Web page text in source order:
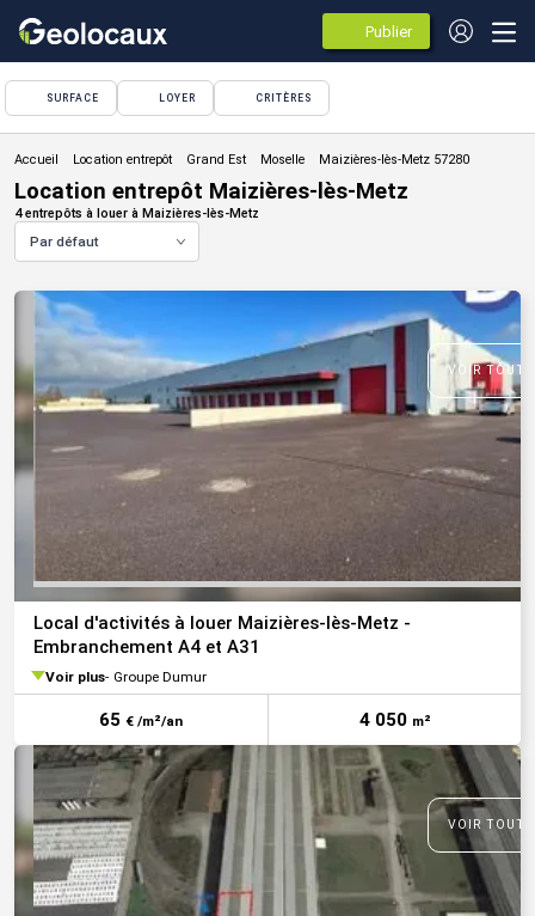
Publier
des
annonces
SURFACE LOYER CRITÈRES
Location entrepôt
Location entrepôt Maizières-lès-Metz
4 entrepôts à louer à Maizières-lès-Metz
Par défaut
VOIR
Local d'activités à louer Maizières-lès-Metz -
Embranchement A4 et A31
Voir plus Groupe Dumur
65 € /m²/an 4 050 m²
VOIR